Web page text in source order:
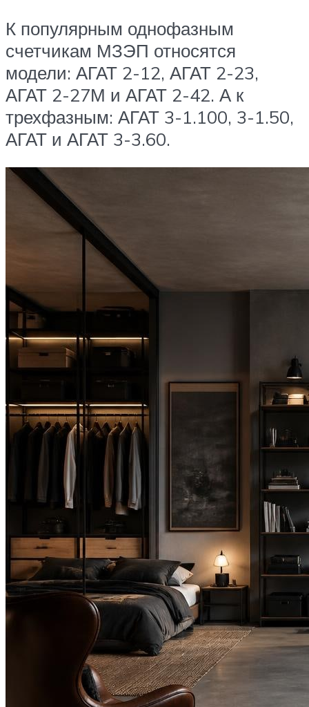
К популярным однофазным
счетчикам МЗЭП относятся
модели: АГАТ 2-12, АГАТ 2-23,
АГАТ 2-27М и АГАТ 2-42. А к
трехфазным: АГАТ 3-1.100, 3-1.50,
АГАТ и АГАТ 3-3.60.